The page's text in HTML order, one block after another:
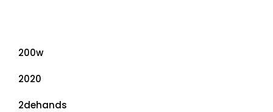
200w
2020
2dehands